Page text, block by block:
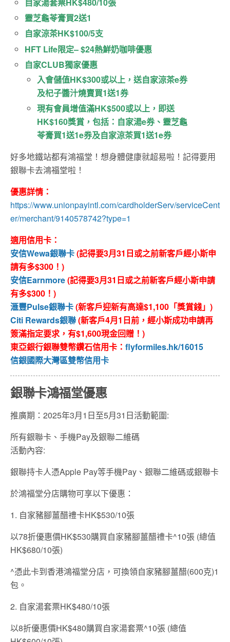
靈芝龜苓膏買2送1
自家涼茶HK$100/5支
HFT Life限定– $24熱鮮奶咖啡優惠
自家CLUB獨家優惠
入會儲值HK$300或以上，送自家涼茶e券
及杞子醬汁燒賣買1送1券
現有會員增值滿HK$500或以上，即送
HK$160獎賞，包括：自家湯e券、靈芝龜
苓膏買1送1e券及自家涼茶買1送1e券
好多地鐵站都有鴻福堂！想身體健康就超易啦！記得要用
銀聯卡去鴻福堂啦！
優惠詳情：
https://www.unionpayintl.com/cardholderServ/serviceCent
er/merchant/9140578742?type=1
適用信用卡：
安信Wewa銀聯卡(記得要3月31日或之前新客戶經小斯申
請有多$300！)
安信Earnmore(記得要3月31日或之前新客戶經小斯申請
有多$300！)
滙豐Pulse銀聯卡(新客戶迎新有高達$1,100「獎賞錢」)
Citi Rewards銀聯(新客戶4月1日前，經小斯成功申請再
簽滿指定要求，有$1,600現金回贈！)
東亞銀行銀聯雙幣鑽石信用卡： flyformiles.hk/16015
信銀國際大灣區雙幣信用卡
銀聯卡鴻福堂優惠
推廣期：2025年3月1日至5月31日活動範圍:
所有銀聯卡、手機Pay及銀聯二維碼
活動內容:
銀聯持卡人憑Apple Pay等手機Pay、銀聯二維碼或銀聯卡
於鴻福堂分店購物可享以下優惠：
1. 自家豬腳薑醋禮卡HK$530/10張
以78折優惠價HK$530購買自家豬腳薑醋禮卡^10張 (總值
HK$680/10張)
^憑此卡到香港鴻福堂分店，可換領自家豬腳薑醋(600克)1
包。
2. 自家湯套票HK$480/10張
以8折優惠價HK$480購買自家湯套票^10張 (總值